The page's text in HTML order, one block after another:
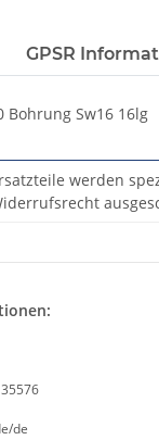
GPSR
Bohrung Sw16 16lg
werden
de